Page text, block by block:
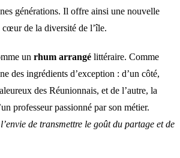
générations. Il offre ainsi une nouvelle
de la diversité de l’île.
un rhum arrangé littéraire. Comme
des ingrédients d’exception : d’un côté,
des Réunionnais, et de l’autre, la
professeur passionné par son métier.
de transmettre le goût du partage et de